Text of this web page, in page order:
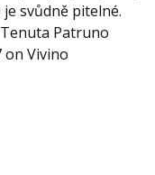
svůdně pitelné.
Patruno
on Vivino